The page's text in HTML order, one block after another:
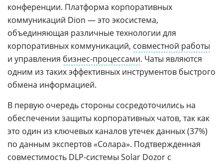
конференции. Платформа корпоративных
коммуникаций Dion — это экосистема,
объединяющая различные технологии для
корпоративных коммуникаций, совместной работы
и управления бизнес-процессами. Чаты являются
одним из таких эффективных инструментов быстрого
обмена информацией.
В первую очередь стороны сосредоточились на
обеспечении защиты корпоративных чатов, так как
это один из ключевых каналов утечек данных (37%)
по данным экспертов «Солара». Подтвержденная
совместимость DLP-системы Solar Dozor с